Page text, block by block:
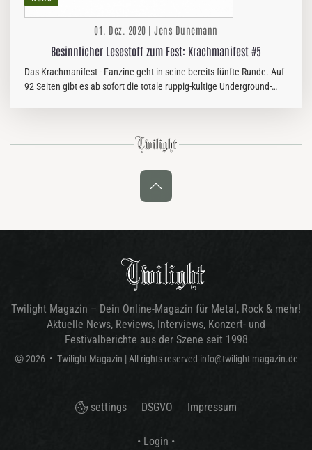
01. Dez. 2020 | Jens Dunemann
Besinnlicher Lesestoff zum Fest: Krachmanifest #5
Das Krachmanifest - Fanzine geht in seine bereits fünfte Runde. Auf
92 Seiten gibt es ab sofort die totale ruppig-kultige Underground-
Twilight Magazin – Dein Online-Magazin für Metal, Rock & mehr!
Aktuelle News, Reviews, Interviews, Konzert- und
Festivalberichte aus der Szene seit 1998
© 2026 • Twilight Magazin | All rights reserved info@twilight-magazin.de
settings DSGVO Impressum
• Login •